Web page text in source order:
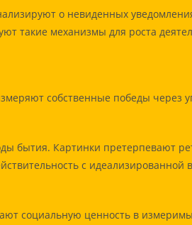
о невиденных
такие механизмы для роста
собственные победы через
бытия. Картинки претерпевают
с идеализированной
социальную ценность в